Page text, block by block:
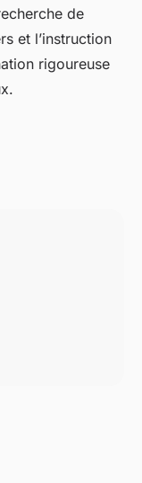
de
et l’instruction
rigoureuse